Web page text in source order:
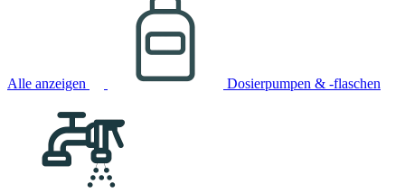
Alle anzeigen Dosierpumpen & -flaschen